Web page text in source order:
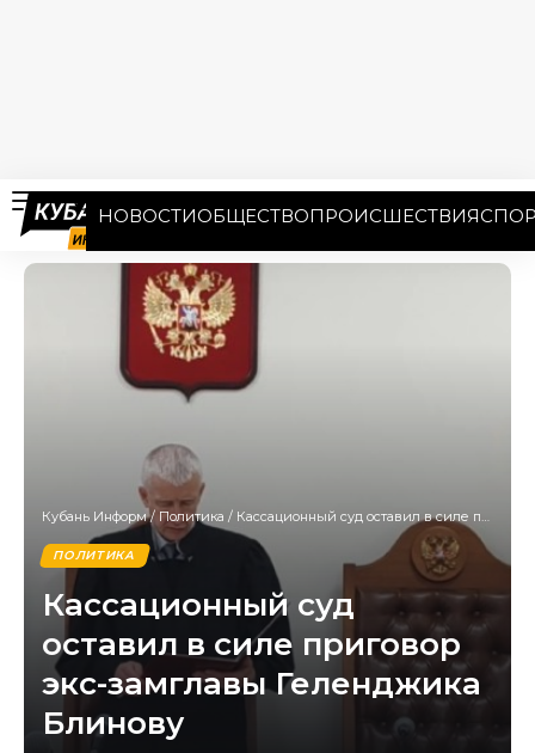
НОВОСТИОБЩЕСТВОПРОИСШЕСТВИЯ
Кубань Информ/ Политика / Кассационный суд оставил в силе приговор экс-замглавы Геленджика Блинову
ПОЛИТИКА
Кассационный суд
оставил в силе приговор
экс-замглавы Геленджика
Блинову